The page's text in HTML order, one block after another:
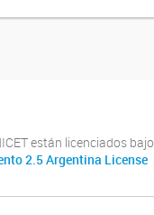
están licenciados bajo
2.5 Argentina License